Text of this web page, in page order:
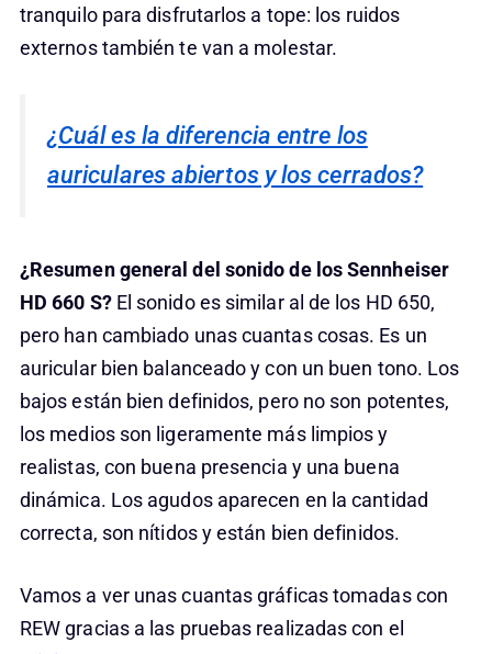
tranquilo para disfrutarlos a tope: los ruidos
externos también te van a molestar.
¿Cuál es la diferencia entre los
auriculares abiertos y los cerrados?
¿Resumen general del sonido de los Sennheiser
HD 660 S?El sonido es similar al de los HD 650,
pero han cambiado unas cuantas cosas. Es un
auricular bien balanceado y con un buen tono. Los
bajos están bien definidos, pero no son potentes,
los medios son ligeramente más limpios y
realistas, con buena presencia y una buena
dinámica. Los agudos aparecen en la cantidad
correcta, son nítidos y están bien definidos.
Vamos a ver unas cuantas gráficas tomadas con
REW gracias a las pruebas realizadas con el